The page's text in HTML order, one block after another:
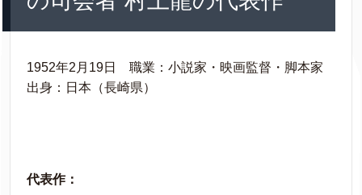
1952年2月19日 職業：小説家・映画監督・脚本家
出身：日本（長崎県）
代表作：